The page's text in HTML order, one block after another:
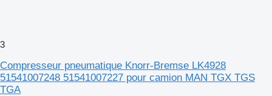
3
Compresseur pneumatique Knorr-Bremse LK4928
51541007248 51541007227 pour camion MAN TGX TGS
TGA